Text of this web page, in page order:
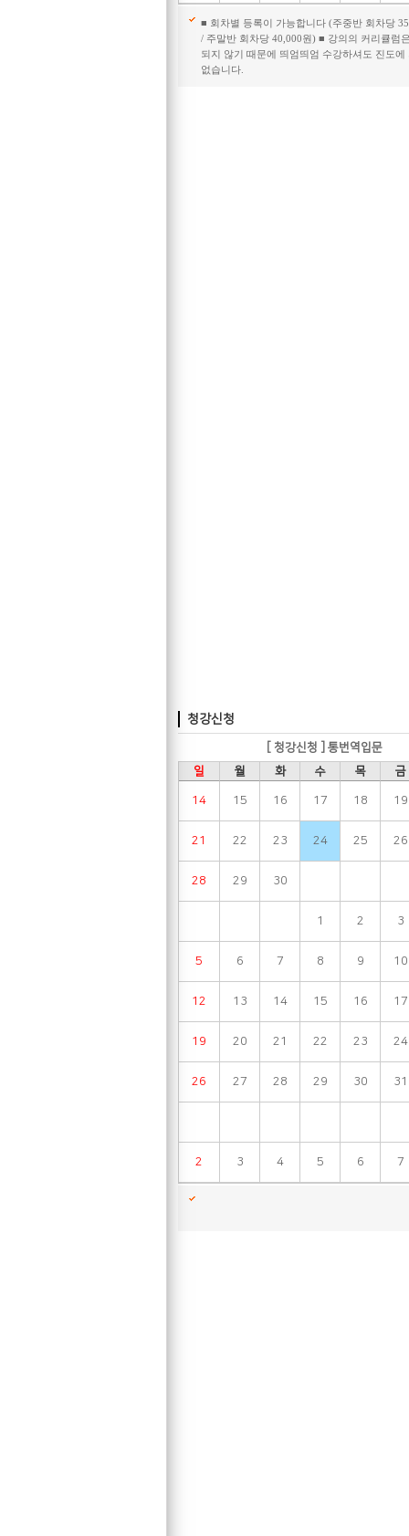
■ 회차별 등록이 가능합니다 (주중반 회차당
/ 주말반 회차당 40,000원) ■ 강의의 커리큘럼
되지 않기 때문에 띄엄띄엄 수강하셔도 진도에
없습니다.
청강신청
[ 청강신청 ] 통번역입문
일
월 화 수 목 금
14 15 16 17 18 19
21 22 23 24 25 26
28 29 30
1 2 3
5 6 7 8 9 10
12 13 14 15 16 17
19 20 21 22 23 24
26 27 28 29 30 31
2 3 4 5 6 7